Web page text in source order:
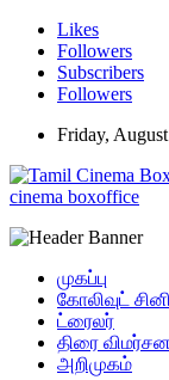
Likes
Followers
Subscribers
Followers
Friday,
cinema boxoffice
முகப்பு
கோலிவுட்
ட்ரைலர்
திரை
அறிமுகம்